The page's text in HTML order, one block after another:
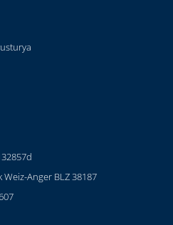
Weiz-Anger BLZ 38187